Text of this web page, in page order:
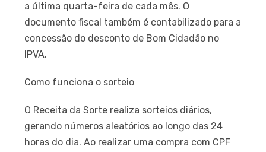
a última quarta-feira de cada mês. O
documento fiscal também é contabilizado para a
concessão do desconto de Bom Cidadão no
IPVA.
Como funciona o sorteio
O Receita da Sorte realiza sorteios diários,
gerando números aleatórios ao longo das 24
horas do dia. Ao realizar uma compra com CPF